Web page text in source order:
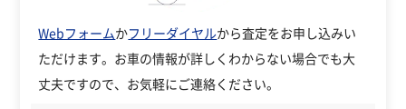
Webフォームかフリーダイヤルから査定をお申し込みい
ただけます。お車の情報が詳しくわからない場合でも大
丈夫ですので、お気軽にご連絡ください。